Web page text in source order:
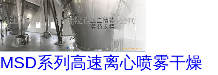
MSD系列高速离心喷雾干燥